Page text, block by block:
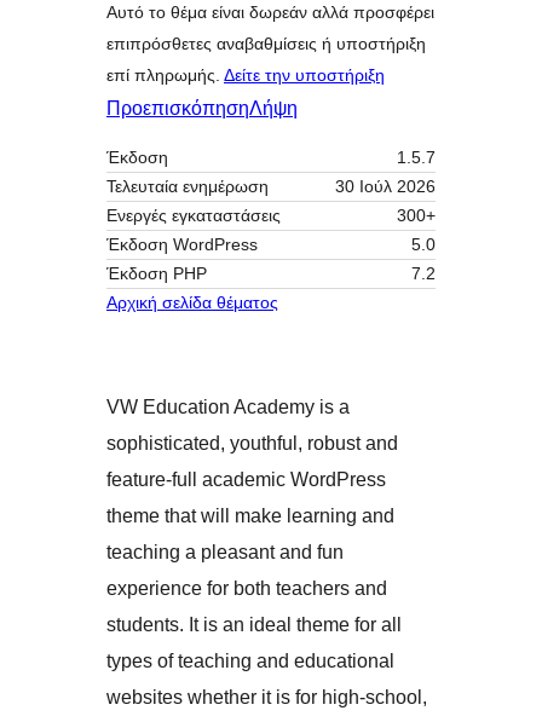
Αυτό το θέμα είναι δωρεάν αλλά προσφέρει
επιπρόσθετες αναβαθμίσεις ή υποστήριξη
επί πληρωμής. Δείτε την υποστήριξη
ΠροεπισκόπησηΛήψη
Έκδοση
1.5.7
Τελευταία ενημέρωση
30 Ιούλ 2026
Ενεργές εγκαταστάσεις
300+
Έκδοση WordPress
5.0
Έκδοση ΡΗΡ
7.2
Αρχική σελίδα θέματος
VW Education Academy is a
sophisticated, youthful, robust and
feature-full academic WordPress
theme that will make learning and
teaching a pleasant and fun
experience for both teachers and
students. It is an ideal theme for all
types of teaching and educational
websites whether it is for high-school,